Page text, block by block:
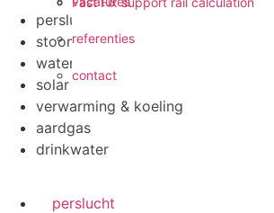
referenties
contact
perslucht
stoom
waterleidingsprinkler
solar
verwarming & koeling
aardgas
drinkwater
perslucht